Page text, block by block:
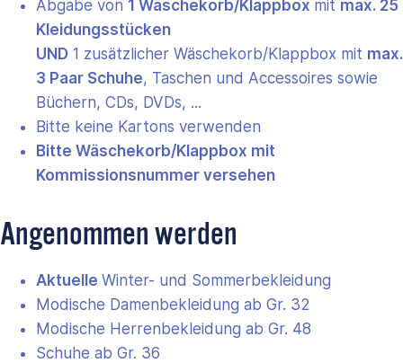
Abgabe von 1 Wäschekorb/Klappbox mit max. 25
Kleidungsstücken
UND 1 zusätzlicher Wäschekorb/Klappbox mit max.
3 Paar Schuhe, Taschen und Accessoires sowie
Büchern, CDs, DVDs, ...
Bitte keine Kartons verwenden
Bitte Wäschekorb/Klappbox mit
Kommissionsnummer versehen
Angenommen werden
Aktuelle Winter- und Sommerbekleidung
Modische Damenbekleidung ab Gr. 32
Modische Herrenbekleidung ab Gr. 48
Schuhe ab Gr. 36